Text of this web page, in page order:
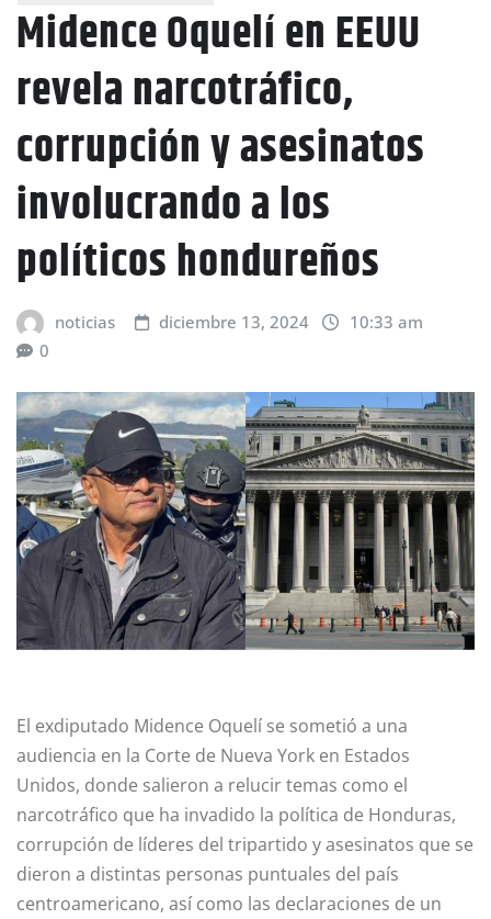
Midence Oquelí en EEUU
revela narcotráfico,
corrupción y asesinatos
involucrando a los
políticos hondureños
noticias diciembre 13, 2024
10:33 am
0
El exdiputado Midence Oquelí se sometió a una
audiencia en la Corte de Nueva York en Estados
Unidos, donde salieron a relucir temas como el
narcotráfico que ha invadido la política de Honduras,
corrupción de líderes del tripartido y asesinatos que se
dieron a distintas personas puntuales del país
centroamericano, así como las declaraciones de un